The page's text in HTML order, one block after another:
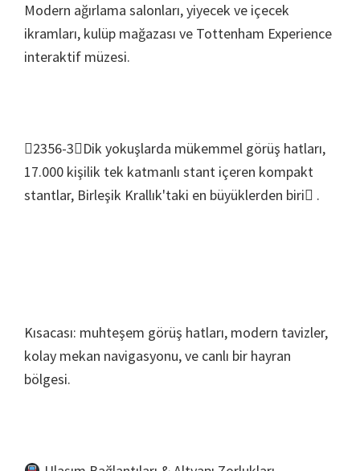
Modern ağırlama salonları, yiyecek ve içecek
ikramları, kulüp mağazası ve Tottenham Experience
interaktif müzesi.
2356-3Dik yokuşlarda mükemmel görüş hatları,
17.000 kişilik tek katmanlı stant içeren kompakt
stantlar, Birleşik Krallık'taki en büyüklerden biri .
Kısacası: muhteşem görüş hatları, modern tavizler,
kolay mekan navigasyonu, ve canlı bir hayran
bölgesi.